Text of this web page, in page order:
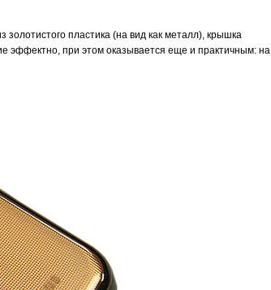
золотистого пластика (на вид как металл), крышка
эффектно, при этом оказывается еще и практичным: на